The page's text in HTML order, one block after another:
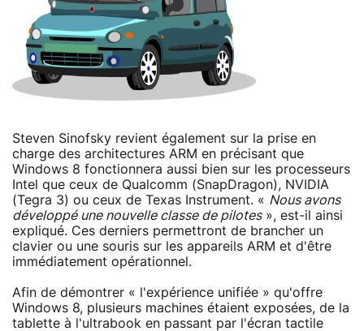
Steven Sinofsky revient également sur la prise en
charge des architectures ARM en précisant que
Windows 8 fonctionnera aussi bien sur les processeurs
Intel que ceux de Qualcomm (SnapDragon), NVIDIA
(Tegra 3) ou ceux de Texas Instrument. « Nous avons
développé une nouvelle classe de pilotes», est-il ainsi
expliqué. Ces derniers permettront de brancher un
clavier ou une souris sur les appareils ARM et d'être
immédiatement opérationnel.
Afin de démontrer « l'expérience unifiée » qu'offre
Windows 8, plusieurs machines étaient exposées, de la
tablette à l'ultrabook en passant par l'écran tactile